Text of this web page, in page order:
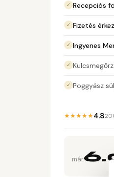
✓ Recepciós
✓ Fizetés
✓ Ingyenes
✓
✓ Poggyász
★★★★★4.8
már